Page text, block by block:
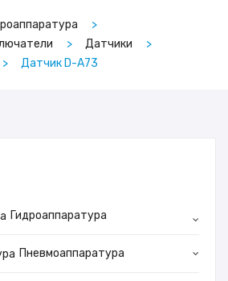
Датчики
Датчик D-A73
Гидроаппаратура
Пневмоаппаратура